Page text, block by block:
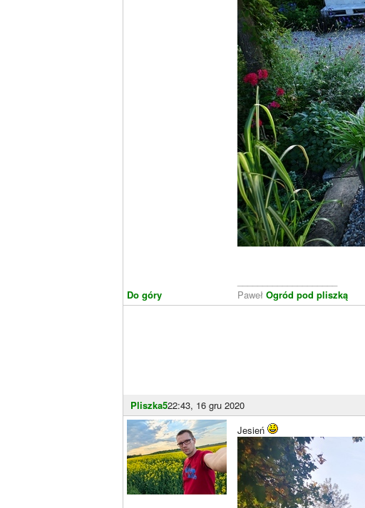
Do góry
Paweł Ogród pod pliszką
Pliszka522:43, 16 gru 2020
Jesień